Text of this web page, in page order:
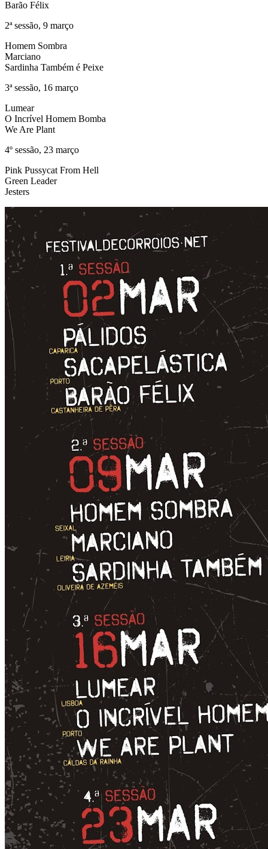
Barão Félix
2ª sessão, 9 março
Homem Sombra
Marciano
Sardinha Também é Peixe
3ª sessão, 16 março
Lumear
O Incrível Homem Bomba
We Are Plant
4º sessão, 23 março
Pink Pussycat From Hell
Green Leader
Jesters